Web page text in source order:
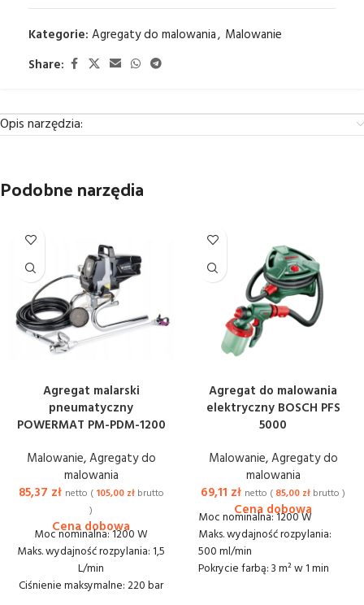
Kategorie: Agregaty do malowania, Malowanie
Share:
Opis narzędzia:
Podobne narzędia
Agregat malarski
pneumatyczny
POWERMAT PM-PDM-1200
Malowanie,Agregaty do
malowania
85,37 zł netto ( 105,00 złbrutto
)
Moc nominalna: 1200 W
Maks. wydajność rozpylania: 1,5
L/min
Ciśnienie maksymalne: 220 bar
Agregat do malowania
elektryczny BOSCH PFS
5000
Malowanie,Agregaty do
malowania
69,11 zł netto ( 85,00 zł brutto )
Moc nominalna: 1200 W
Maks. wydajność rozpylania:
500 ml/min
Pokrycie farbą: 3 m² w 1 min